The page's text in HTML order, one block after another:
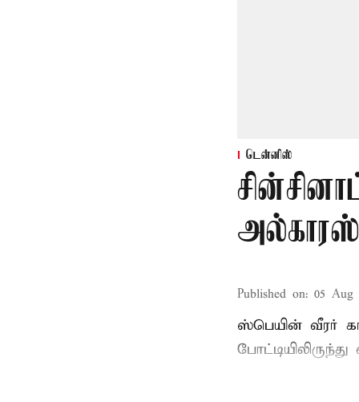
டென்னிஸ்
Published on: 05 Aug
ஸ்பெயின் வீரர்